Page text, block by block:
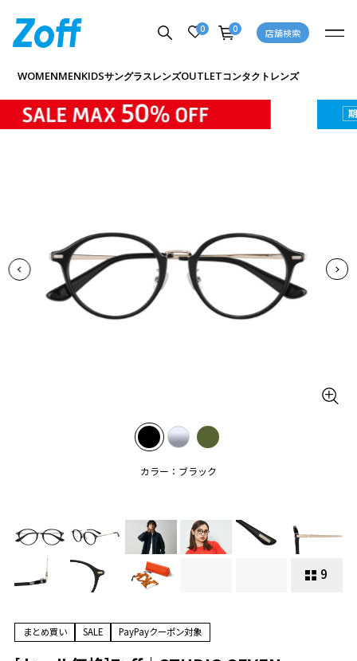
0 0 店舗検索
WOMENMENKIDSサングラスレンズOUTLETコンタクトレンズ
カラー：ブラック
9
商品詳細ページへ
まとめ買い SALE PayPayクーポン対象